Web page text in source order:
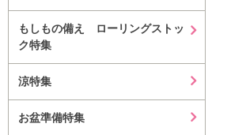
もしもの備え ローリングストッ
ク特集
涼特集
お盆準備特集